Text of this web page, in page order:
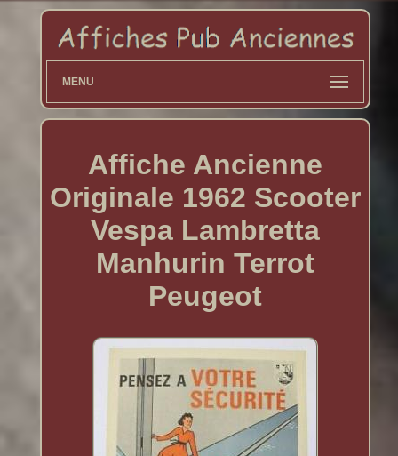
MENU
Affiche Ancienne
Originale 1962 Scooter
Vespa Lambretta
Manhurin Terrot
Peugeot